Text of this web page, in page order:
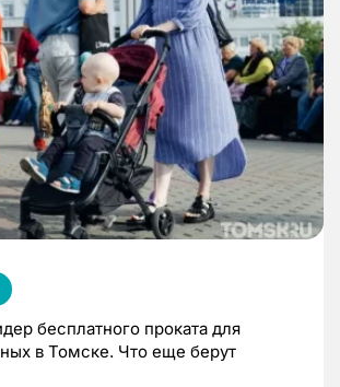
бесплатного проката для
в Томске. Что еще берут